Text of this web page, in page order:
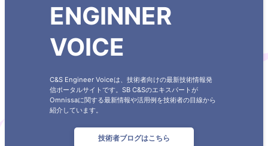
ENGINNER
VOICE
C&S Engineer Voiceは、技術者向けの最新技術情報発
信ポータルサイトです。SB C&Sのエキスパートが
Omnissaに関する最新情報や活用例を技術者の目線から
紹介しています。
技術者ブログはこちら